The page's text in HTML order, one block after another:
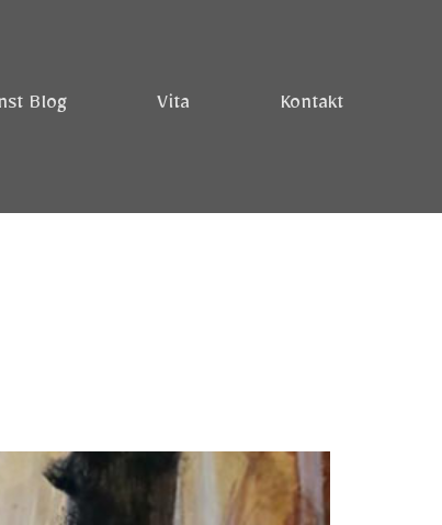
Blog Vita Kontakt